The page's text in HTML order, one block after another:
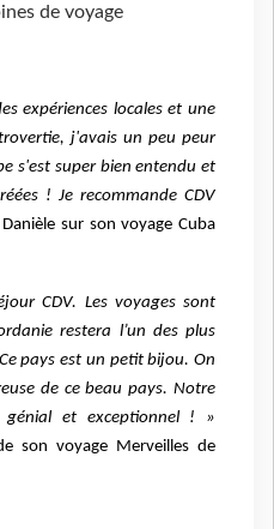
de voyage
expériences locales et une
j'avais un peu peur
s'est super bien entendu et
! Je recommande CDV
sur son voyage Cuba
CDV. Les voyages sont
restera l’un des plus
pays est un petit bijou. On
de ce beau pays. Notre
et exceptionnel ! »
son voyage Merveilles de